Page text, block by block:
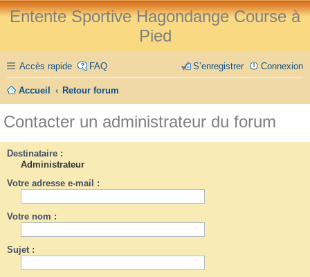
Entente Sportive Hagondange Course à
Pied
Accès rapide FAQ Connexion
S’enregistrer
Accueil Retour forum
Contacter un administrateur du forum
Destinataire :
Administrateur
Votre adresse e-mail :
Votre nom :
Sujet :